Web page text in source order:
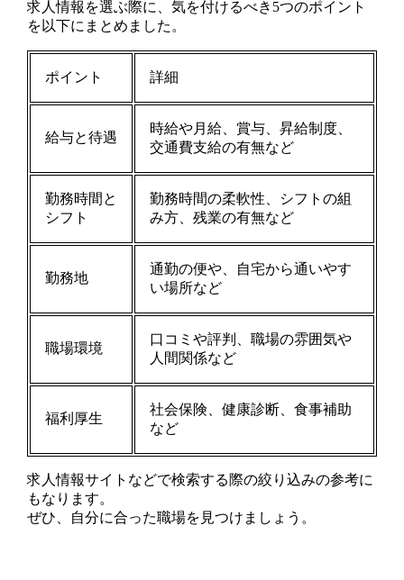
求人情報を選ぶ際に、気を付けるべき5つのポイント
を以下にまとめました。
ポイント 詳細
給与と待遇
時給や月給、賞与、昇給制度、
交通費支給の有無など
勤務時間と
シフト
勤務時間の柔軟性、シフトの組
み方、残業の有無など
勤務地
通勤の便や、自宅から通いやす
い場所など
職場環境
口コミや評判、職場の雰囲気や
人間関係など
福利厚生
社会保険、健康診断、食事補助
など
求人情報サイトなどで検索する際の絞り込みの参考に
もなります。
ぜひ、自分に合った職場を見つけましょう。